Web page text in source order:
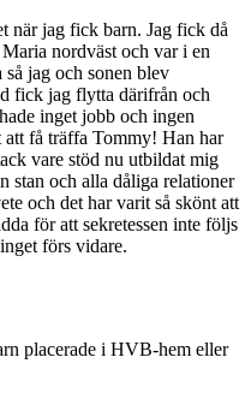
när jag fick barn. Jag fick då
nordväst och var i en
jag och sonen blev
fick jag flytta därifrån och
inget jobb och ingen
få träffa Tommy! Han har
vare stöd nu utbildat mig
stan och alla dåliga relationer
och det har varit så skönt att
för att sekretessen inte följs
förs vidare.
placerade i HVB-hem eller